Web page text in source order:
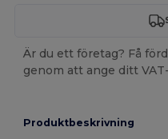
Är du ett företag? Få
genom att ange ditt
Produktbeskrivning